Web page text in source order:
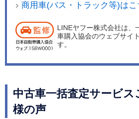
商用車(バス・トラック等)はこ
LINEヤフー株式会社は、
車購入協会のウェブサイ
す。
中古車一括査定サービス
様の声